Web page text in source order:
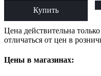
Купить
Цена действительна
отличаться от цен в
Цены в магазинах: